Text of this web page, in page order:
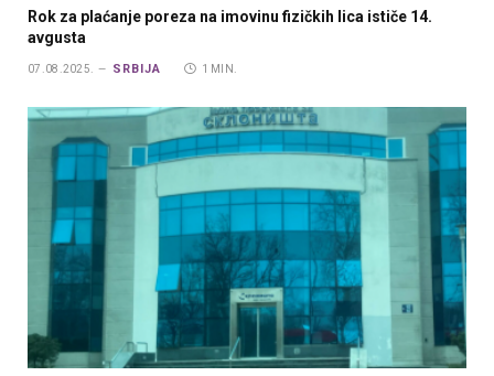
Rok za plaćanje poreza na imovinu fizičkih lica ističe 14.
avgusta
07.08.2025. SRBIJA 1 MIN.